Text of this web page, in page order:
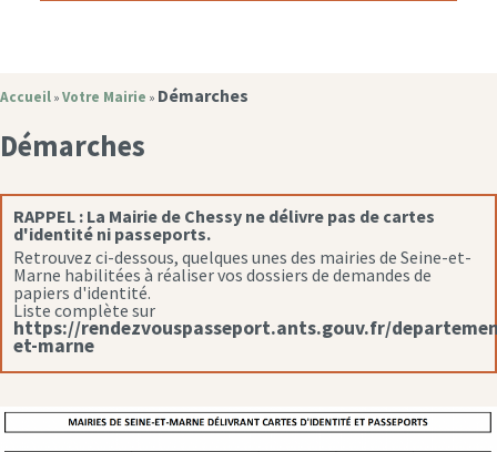
Accueil » Votre Mairie » Démarches
Démarches
RAPPEL : La Mairie de Chessy ne délivre pas de cartes
d'identité ni passeports.
Retrouvez ci-dessous, quelques unes des mairies de Seine-et-
Marne habilitées à réaliser vos dossiers de demandes de
papiers d'identité.
Liste complète sur
https://rendezvouspasseport.ants.gouv.fr/
et-marne